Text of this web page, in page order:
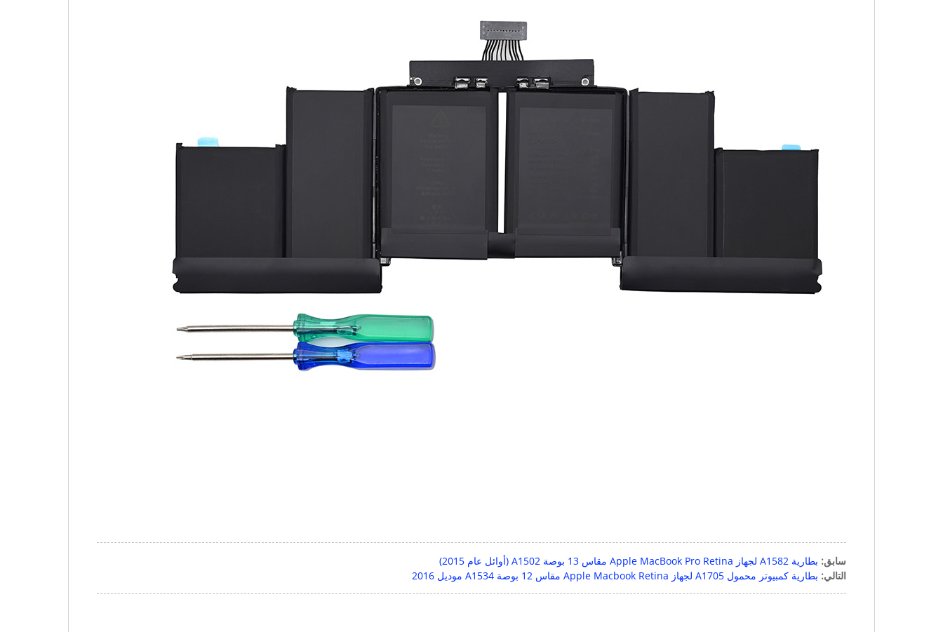
سابق: بطارية A1582 لجهاز Apple MacBook Pro Retina مقاس 13 بوصة A1502 (أوائل عام 2015)
التالي: بطارية كمبيوتر محمول A1705 لجهاز Apple Macbook Retina مقاس 12 بوصة A1534 موديل 2016